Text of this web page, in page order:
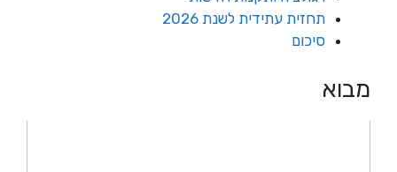
תחזית עתידית לשנת 2026
סיכום
מבוא